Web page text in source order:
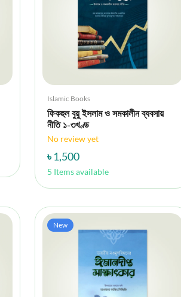
Islamic Books
ফিকহুল বুয়ু ইসলাম ও সমকালীন ব্যবসায়
নীতি ১-৩খণ্ড
No review yet
৳ 1,500
5 Items available
New